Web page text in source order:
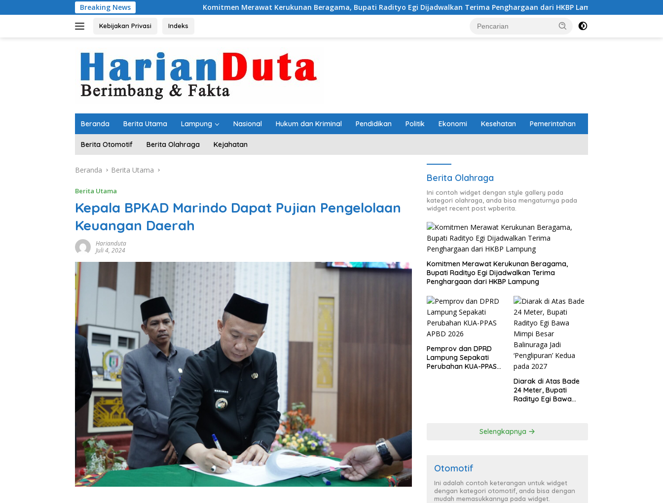
ke
Breaking News Komitmen Merawat Kerukunan Beragama, Bupati Radityo Egi Dijadwalkan Terima Penghargaan dari HKBP Lampung Pemprov dan DPRD
Kebijakan Privasi Indeks
Beranda Berita Utama Lampung Nasional Hukum dan Kriminal Pendidikan Politik Ekonomi Kesehatan Pemerintahan
Berita Otomotif Berita Olahraga Kejahatan
Beranda Berita Utama
Berita Utama
Kepala BPKAD Marindo Dapat Pujian Pengelolaan
Keuangan Daerah
Harianduta
Juli 4, 2024
Berita Olahraga
Ini contoh widget dengan style gallery pada
kategori olahraga, anda bisa mengaturnya pada
widget recent post wpberita.
Komitmen Merawat Kerukunan Beragama,
Bupati Radityo Egi Dijadwalkan Terima
Penghargaan dari HKBP Lampung
Pemprov dan DPRD
Lampung Sepakati
Perubahan KUA-PPAS
Diarak di Atas Bade
24 Meter, Bupati
Radityo Egi Bawa
pada 2027
Selengkapnya
Otomotif
Ini adalah contoh keterangan untuk widget
dengan kategori otomotif, anda bisa dengan
mudah memasukkannya pada widget.